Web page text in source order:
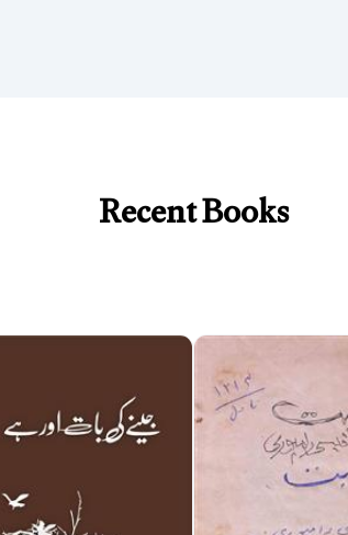
Recent Books